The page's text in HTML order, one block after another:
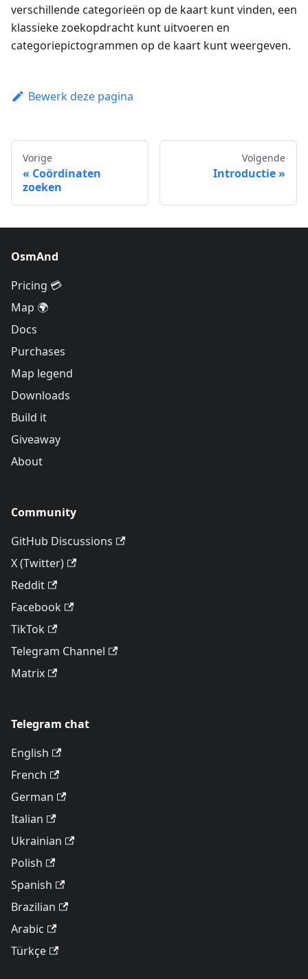
verschillende categorieën op de kaart kunt vinden, een
klassieke zoekopdracht kunt uitvoeren en
categoriepictogrammen op de kaart kunt weergeven.
Bewerk deze pagina
Vorige
Coördinaten
zoeken
Volgende
Introductie
OsmAnd
Pricing 💳
Map 🌍
Docs
Purchases
Map legend
Downloads
Build it
Giveaway
About
Community
GitHub Discussions
X (Twitter)
Reddit
Facebook
TikTok
Telegram Channel
Matrix
Telegram chat
English
French
German
Italian
Ukrainian
Polish
Spanish
Brazilian
Arabic
Türkçe